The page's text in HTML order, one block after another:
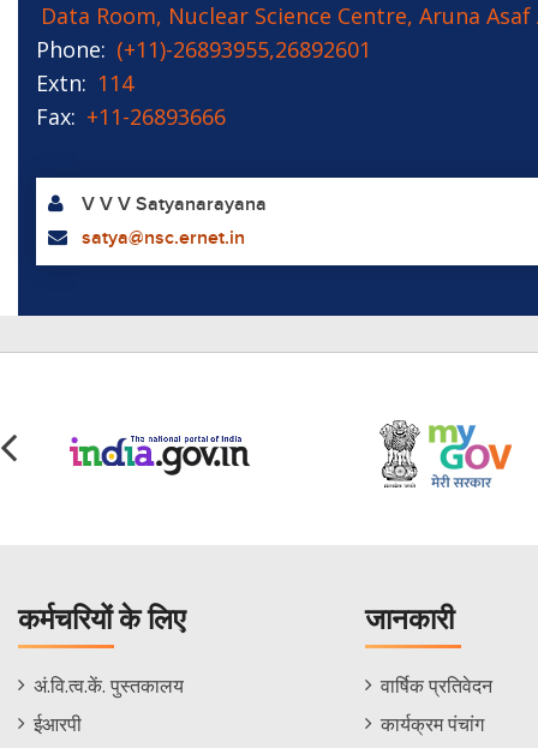
Data Room, Nuclear Science Centre, Aruna
Phone: (+11)-26893955,26892601
Extn: 114
Fax: +11-26893666
V V V Satyanarayana
satya@nsc.ernet.in
कर्मचरियों के लिए
Staff
Footer
अं.वि.त्व.कें. पुस्तकालय
ईआरपी
जानकारी
Informations
Menu
वार्षिक प्रतिवेदन
कार्यक्रम पंचांग